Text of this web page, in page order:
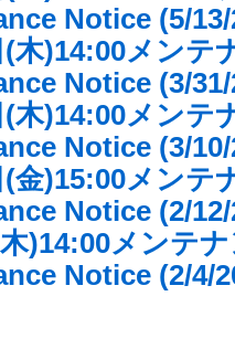
Notice (5/13/
(木)14:00メンテ
Notice (3/31/
(木)14:00メンテ
Notice (3/10/
(金)15:00メンテ
Notice (2/12/
)14:00メンテ
Notice (2/4/